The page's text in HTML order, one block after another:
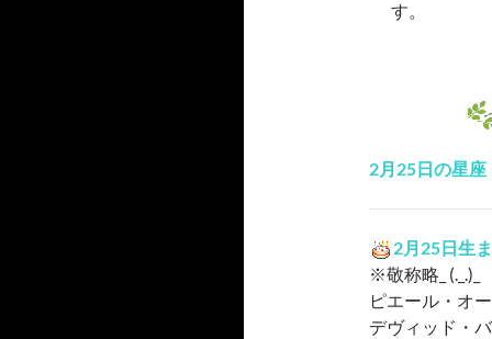
す。
2月25日の星座
2月25日生
※敬称略_ (._.)_
ピエール・オ
デヴィッド・